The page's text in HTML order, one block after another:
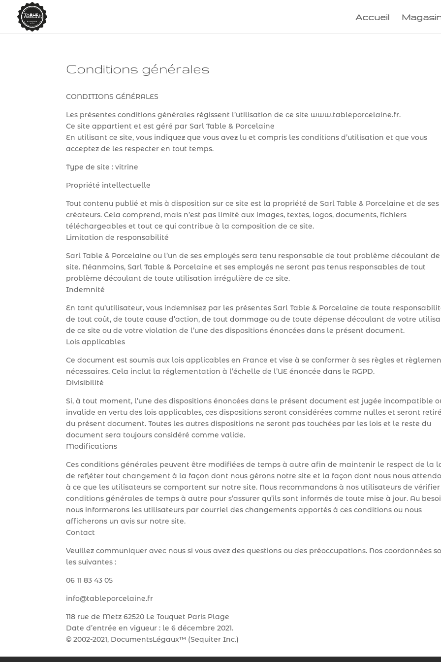
Accueil
Conditions générales
CONDITIONS GÉNÉRALES
Les présentes conditions générales régissent l’utilisation de ce site www.tableporcelaine.fr.
Ce site appartient et est géré par Sarl Table & Porcelaine
En utilisant ce site, vous indiquez que vous avez lu et compris les conditions d’utilisation et que vous
acceptez de les respecter en tout temps.
Type de site : vitrine
Propriété intellectuelle
Tout contenu publié et mis à disposition sur ce site est la propriété de Sarl Table & Porcelaine et de ses
créateurs. Cela comprend, mais n’est pas limité aux images, textes, logos, documents, fichiers
téléchargeables et tout ce qui contribue à la composition de ce site.
Limitation de responsabilité
Sarl Table & Porcelaine ou l’un de ses employés sera tenu responsable de tout problème découlant de
site. Néanmoins, Sarl Table & Porcelaine et ses employés ne seront pas tenus responsables de tout
problème découlant de toute utilisation irrégulière de ce site.
Indemnité
En tant qu’utilisateur, vous indemnisez par les présentes Sarl Table & Porcelaine de toute
de tout coût, de toute cause d’action, de tout dommage ou de toute dépense découlant de votre
de ce site ou de votre violation de l’une des dispositions énoncées dans le présent document.
Lois applicables
Ce document est soumis aux lois applicables en France et vise à se conformer à ses règles et
nécessaires. Cela inclut la réglementation à l’échelle de l’UE énoncée dans le RGPD.
Divisibilité
Si, à tout moment, l’une des dispositions énoncées dans le présent document est jugée incompatible
invalide en vertu des lois applicables, ces dispositions seront considérées comme nulles et seront
du présent document. Toutes les autres dispositions ne seront pas touchées par les lois et le reste du
document sera toujours considéré comme valide.
Modifications
Ces conditions générales peuvent être modifiées de temps à autre afin de maintenir le respect de la
de refléter tout changement à la façon dont nous gérons notre site et la façon dont nous nous
à ce que les utilisateurs se comportent sur notre site. Nous recommandons à nos utilisateurs de vérifier
conditions générales de temps à autre pour s’assurer qu’ils sont informés de toute mise à jour. Au
nous informerons les utilisateurs par courriel des changements apportés à ces conditions ou nous
afficherons un avis sur notre site.
Contact
Veuillez communiquer avec nous si vous avez des questions ou des préoccupations. Nos coordonnées
les suivantes :
06 11 83 43 05
info@tableporcelaine.fr
118 rue de Metz 62520 Le Touquet Paris Plage
Date d’entrée en vigueur : le 6 décembre 2021.
© 2002-2021, DocumentsLégaux™ (Sequiter Inc.)